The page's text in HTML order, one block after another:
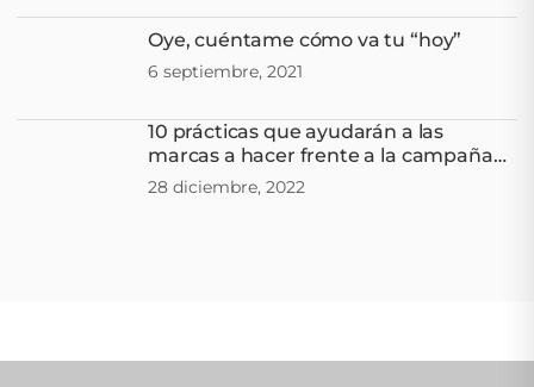
Oye, cuéntame cómo va tu “hoy”
6 septiembre, 2021
10 prácticas que ayudarán a las
marcas a hacer frente a la campaña
de Navidad
28 diciembre, 2022